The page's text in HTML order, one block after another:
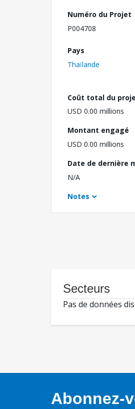
Numéro du Projet
P004708
Pays
Thaïlande
Coût total du
USD 0.00 millions
Montant engagé
USD 0.00 millions
Date de dernière
N/A
Notes
Secteurs
Pas de données
Abonnez-